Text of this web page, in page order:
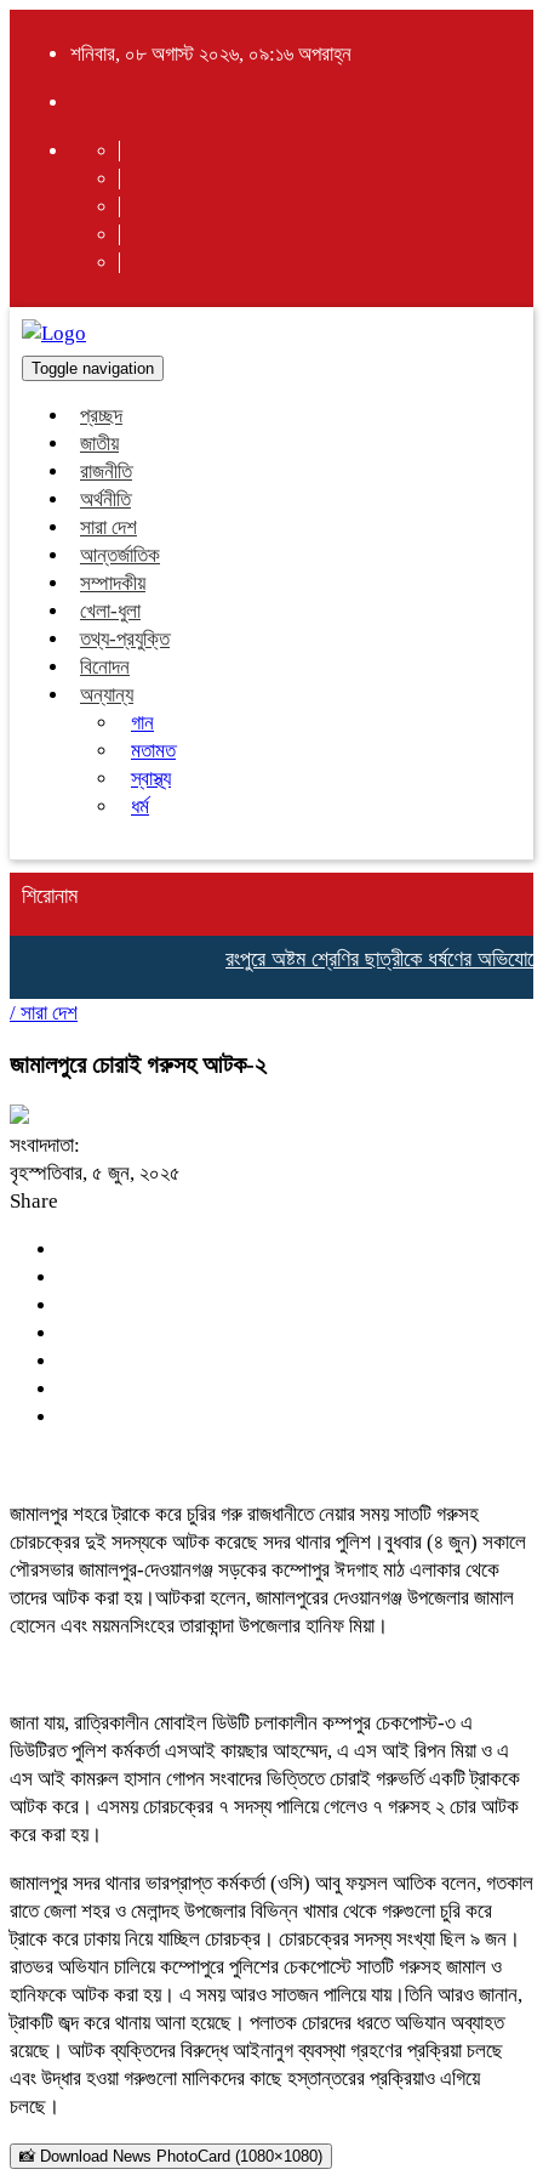
শনিবার, ০৮ অগাস্ট ২০২৬, ০৯:১৬ অপরাহ্ন
Toggle navigation
প্রচ্ছদ
জাতীয়
রাজনীতি
অর্থনীতি
সারা দেশ
আন্তর্জাতিক
সম্পাদকীয়
খেলা-ধুলা
তথ্য-প্রযুক্তি
বিনোদন
অন্যান্য
গান
মতামত
স্বাস্থ্য
ধর্ম
শিরোনাম
রংপুরে অষ্টম শ্রেণির ছাত্রীকে ধর্ষণের
/ সারা দেশ
জামালপুরে চোরাই গরুসহ আটক-২
সংবাদদাতা:
বৃহস্পতিবার, ৫ জুন, ২০২৫
Share
জামালপুর শহরে ট্রাকে করে চুরির গরু রাজধানীতে নেয়ার সময় সাতটি গরুসহ
চোরচক্রের দুই সদস্যকে আটক করেছে সদর থানার পুলিশ।বুধবার (৪ জুন) সকালে
পৌরসভার জামালপুর-দেওয়ানগঞ্জ সড়কের কম্পোপুর ঈদগাহ মাঠ এলাকার থেকে
তাদের আটক করা হয়।আটকরা হলেন, জামালপুরের দেওয়ানগঞ্জ উপজেলার জামাল
হোসেন এবং ময়মনসিংহের তারাকান্দা উপজেলার হানিফ মিয়া।
জানা যায়, রাত্রিকালীন মোবাইল ডিউটি চলাকালীন কম্পপুর চেকপোস্ট-৩ এ
ডিউটিরত পুলিশ কর্মকর্তা এসআই কায়ছার আহম্মেদ, এ এস আই রিপন মিয়া ও এ
এস আই কামরুল হাসান গোপন সংবাদের ভিত্তিতে চোরাই গরুভর্তি একটি ট্রাককে
আটক করে। এসময় চোরচক্রের ৭ সদস্য পালিয়ে গেলেও ৭ গরুসহ ২ চোর আটক
করে করা হয়।
জামালপুর সদর থানার ভারপ্রাপ্ত কর্মকর্তা (ওসি) আবু ফয়সল আতিক বলেন, গতকাল
রাতে জেলা শহর ও মেলান্দহ উপজেলার বিভিন্ন খামার থেকে গরুগুলো চুরি করে
ট্রাকে করে ঢাকায় নিয়ে যাচ্ছিল চোরচক্র। চোরচক্রের সদস্য সংখ্যা ছিল ৯ জন।
রাতভর অভিযান চালিয়ে কম্পোপুরে পুলিশের চেকপোস্টে সাতটি গরুসহ জামাল ও
হানিফকে আটক করা হয়। এ সময় আরও সাতজন পালিয়ে যায়।তিনি আরও জানান,
ট্রাকটি জব্দ করে থানায় আনা হয়েছে। পলাতক চোরদের ধরতে অভিযান অব্যাহত
রয়েছে। আটক ব্যক্তিদের বিরুদ্ধে আইনানুগ ব্যবস্থা গ্রহণের প্রক্রিয়া চলছে
এবং উদ্ধার হওয়া গরুগুলো মালিকদের কাছে হস্তান্তরের প্রক্রিয়াও এগিয়ে
চলছে।
📸 Download News PhotoCard (1080×1080)